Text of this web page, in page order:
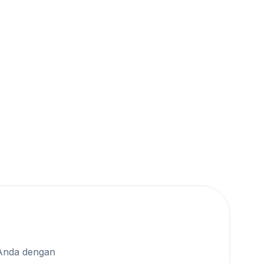
dengan